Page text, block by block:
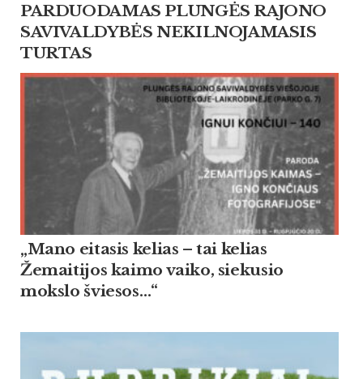
PARDUODAMAS PLUNGĖS RAJONO
SAVIVALDYBĖS NEKILNOJAMASIS
TURTAS
„Mano eitasis kelias – tai kelias
Žemaitijos kaimo vaiko, siekusio
mokslo šviesos…“